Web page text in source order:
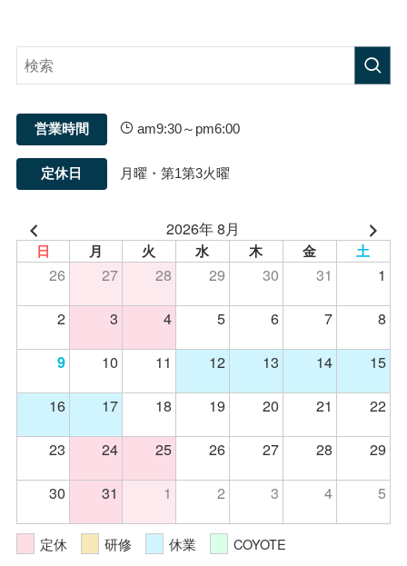
営業時間 am9:30～pm6:00
定休日 月曜・第1第3火曜
2026年 8月
日 月 火 水 木 金 土
26 27 28 29 30 31
1
2
3 4 5 6 7 8
9 10 11 12 13 14
15
16
17 18 19 20 21
22
23
24 25 26 27 28
29
30
31 1 2 3 4 5
定休 研修 休業 COYOTE